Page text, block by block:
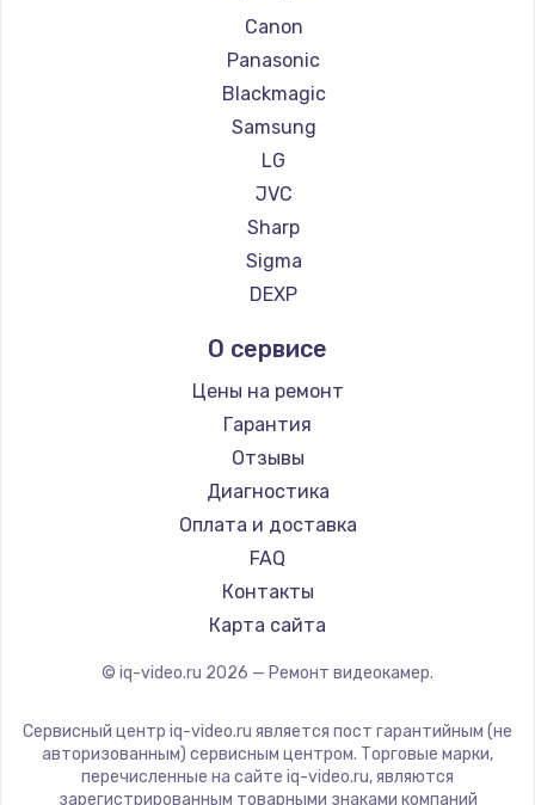
Canon
Panasonic
Blackmagic
Samsung
LG
JVC
Sharp
Sigma
DEXP
О сервисе
Цены на ремонт
Гарантия
Отзывы
Диагностика
Оплата и доставка
FAQ
Контакты
Карта сайта
© iq-video.ru 2026 — Ремонт видеокамер.
Сервисный центр iq-video.ru является пост гарантийным (не
авторизованным) сервисным центром. Торговые марки,
перечисленные на сайте iq-video.ru, являются
зарегистрированным товарными знаками компаний